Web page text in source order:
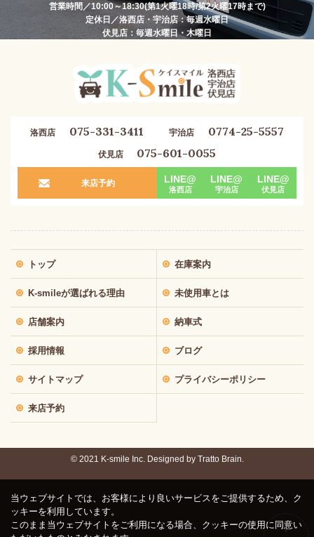
営業時間／10:00～18:30(第1火曜18時/第2火曜17時まで)
定休日／洛西店・宇治店：毎週水曜日
伏見店：毎週水曜日・木曜日
洛西店 075-331-3411 宇治店 0774-25-5557
伏見店 075-601-0055
来店予約 LINE@
洛西店
LINE@
宇治店
LINE@
伏見店
トップ 在庫案内
K-smileが選ばれる理由 未使用車とは
店舗案内 納車式
採用情報 ブログ
サイトマップ プライバシーポリシー
来店予約
© 2021 K-smile Inc. Designed by Tratto Brain.
当ウェブサイトでは、お客様により良いサービスをご提供するため、ク
ッキーを利用しています。
このまま当ウェブサイトをご利用になる場合、クッキーの使用に同意い